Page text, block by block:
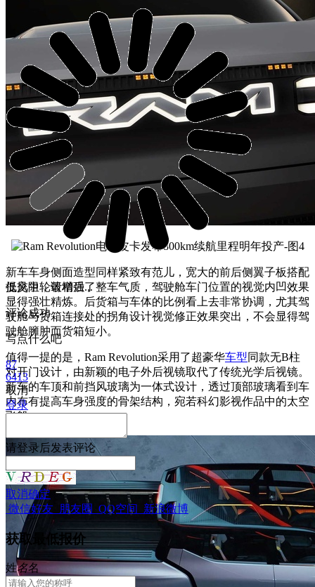
新车车身侧面造型同样紧致有范儿， 宽大的前后侧翼子板搭配
低风阻轮毂增强了整车气质，驾驶舱车门位置的视觉内凹效果
显得强壮精炼。
后货箱与车体的比例看上去非常协调，尤其驾
驶舱与货箱连接处的拐角设计视觉修正效果突出，不会显得驾
驶舱臃肿而货箱短小。
值得一提的是， Ram Revolution采用了超豪华车型同款无B柱
对开门设计，由新颖的电子外后视镜取代了传统光学后视镜。
新车的车顶和前挡风玻璃为一体式设计，透过顶部玻璃看到车
内布有提高车身强度的骨架结构，宛若科幻影视作品中的太空
飞船。
提交中，请稍后...
评论成功
写点什么吧
87
6413
取消
登录
请登录后发表评论
取消确定
微信好友 朋友圈 QQ空间 新浪微博
获取最低报价
姓名名